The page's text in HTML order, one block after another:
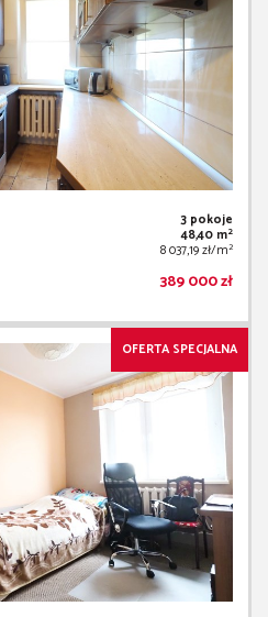
3 pokoje
48,40 m2
8 037,19 zł/m2
389 000 zł
OFERTA SPECJALNA